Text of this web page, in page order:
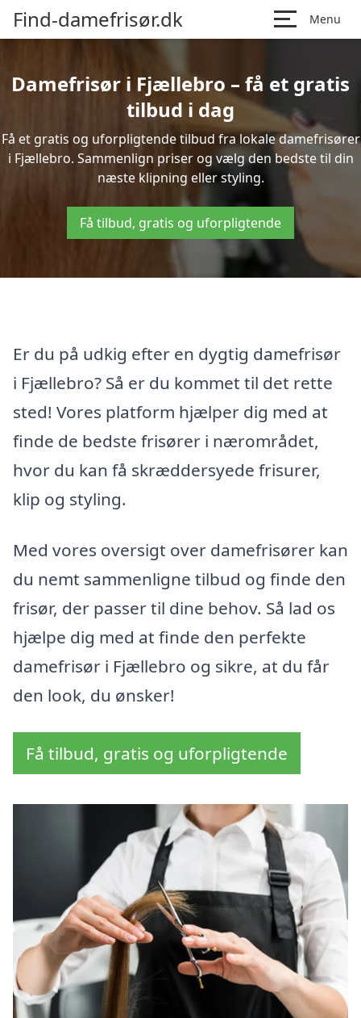
Find-damefrisør.dk Menu
Damefrisør i Fjællebro – få et gratis
tilbud i dag
Få et gratis og uforpligtende tilbud fra lokale damefrisører
i Fjællebro. Sammenlign priser og vælg den bedste til din
næste klipning eller styling.
Få tilbud, gratis og uforpligtende
Er du på udkig efter en dygtig damefrisør
i Fjællebro? Så er du kommet til det rette
sted! Vores platform hjælper dig med at
finde de bedste frisører i nærområdet,
hvor du kan få skræddersyede frisurer,
klip og styling.
Med vores oversigt over damefrisører kan
du nemt sammenligne tilbud og finde den
frisør, der passer til dine behov. Så lad os
hjælpe dig med at finde den perfekte
damefrisør i Fjællebro og sikre, at du får
den look, du ønsker!
Få tilbud, gratis og uforpligtende